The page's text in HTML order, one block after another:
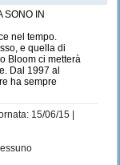
SONO IN
nel tempo.
e quella di
Bloom ci metterà
Dal 1997 al
ha sempre
15/06/15 |